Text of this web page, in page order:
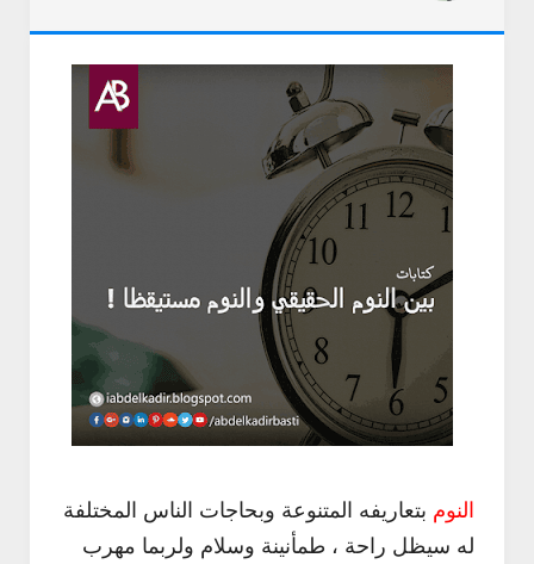
النوم بتعاريفه المتنوعة وبحاجات الناس المختلفة
له سيظل راحة ، طمأنينة وسلام ولربما مهرب